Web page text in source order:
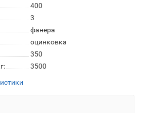
400
3
фанера
оцинковка
350
3500